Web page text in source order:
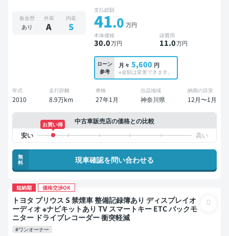
板金歴
あり
外装
A
内装
S
支払総額
41.0 万円
本体価格
30.0万円
諸費用
11.0万円
ローン
参考
月々 5,600 円
※金額は変更できます。
年式
2010
走行距離
8.9万km
車検
27年1月
出品地域
神奈川県
納期の目安
12月〜1月
中古車販売店の価格との比較
お買い得
無
料
現車確認を問い合わせる
短納期 価格交渉OK
トヨタ プリウス S 禁煙車 整備記録簿あり ディスプレイオ
ーディオ ※ナビキットあり TV スマートキー ETC バックモ
ニター ドライブレコーダー 衝突軽減
#ワンオーナー